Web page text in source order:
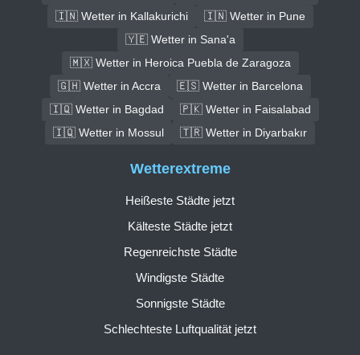
🇮🇳 Wetter in Kallakurichi
🇮🇳 Wetter in Pune
🇾🇪 Wetter in Sana'a
🇲🇽 Wetter in Heroica Puebla de Zaragoza
🇬🇭 Wetter in Accra
🇪🇸 Wetter in Barcelona
🇮🇶 Wetter in Bagdad
🇵🇰 Wetter in Faisalabad
🇮🇶 Wetter in Mossul
🇹🇷 Wetter in Diyarbakır
Wetterextreme
Heißeste Städte jetzt
Kälteste Städte jetzt
Regenreichste Städte
Windigste Städte
Sonnigste Städte
Schlechteste Luftqualität jetzt